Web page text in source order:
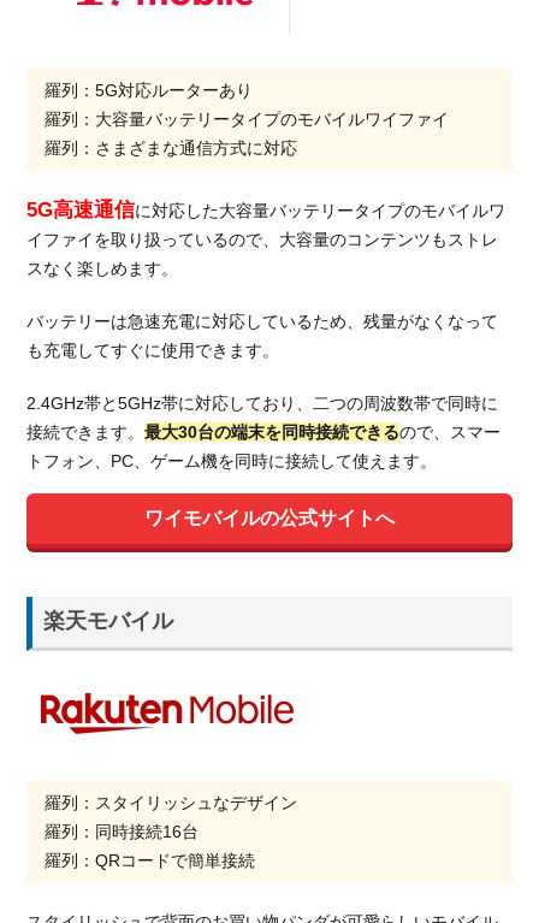
羅列：5G対応ルーターあり
羅列：大容量バッテリータイプのモバイルワイファイ
羅列：さまざまな通信方式に対応
5G高速通信に対応した大容量バッテリータイプのモバイルワ
イファイを取り扱っているので、大容量のコンテンツもストレ
スなく楽しめます。
バッテリーは急速充電に対応しているため、残量がなくなって
も充電してすぐに使用できます。
2.4GHz帯と5GHz帯に対応しており、二つの周波数帯で同時に
接続できます。最大30台の端末を同時接続できるので、スマー
トフォン、PC、ゲーム機を同時に接続して使えます。
ワイモバイルの公式サイトへ
楽天モバイル
羅列：スタイリッシュなデザイン
羅列：同時接続16台
羅列：QRコードで簡単接続